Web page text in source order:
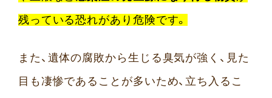
残っている恐れがあり危険です。
また、遺体の腐敗から生じる臭気が強く、見た
目も凄惨であることが多いため、立ち入るこ